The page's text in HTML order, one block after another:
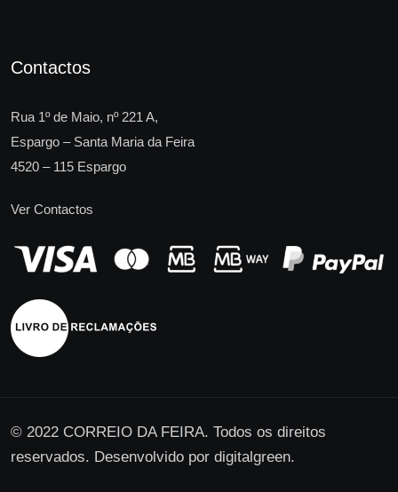
Contactos
Rua 1º de Maio, nº 221 A,
Espargo – Santa Maria da Feira
4520 – 115 Espargo
Ver Contactos
© 2022 CORREIO DA FEIRA. Todos os direitos
reservados. Desenvolvido por digitalgreen.